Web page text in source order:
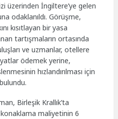
üzerinden İngiltere’ye gelen
odaklanıldı. Görüşme,
kısıtlayan bir yasa
tartışmaların ortasında
ve uzmanlar, otellere
ödemek yerine,
hızlandırılması için
Birleşik Krallık’ta
konaklama maliyetinin 6